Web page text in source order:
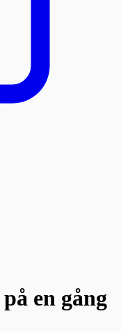
på en gång